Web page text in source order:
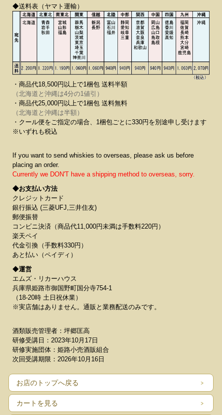
◆送料表（ヤマト運輸）
・商品代18,500円以上で1梱包 送料半額
（北海道と沖縄は4分の1値引）
・商品代25,000円以上で1梱包 送料無料
（北海道と沖縄は半額）
・クール便をご指定の場合、1梱包ごとに330円を別途申し受けます
※いずれも税込
If you want to send whiskies to overseas, please ask us before
placing an order.
Currently we DON'T have a shipping method to overseas, sorry.
◆お支払い方法
クレジットカード
銀行振込 (三菱UFJ,三井住友)
郵便振替
コンビニ決済（商品代11,000円未満は手数料220円）
楽天ペイ
代金引換（手数料330円）
あと払い（ペイディ）
◆運営
エムズ・リカーハウス
兵庫県姫路市御国野町国分寺754-1
（18-20時 土日祝休業）
※実店舗はありません。通販と業務配送のみです。
酒類販売管理者：坪郷匡高
研修受講日：2023年10月17日
研修実施団体：姫路小売酒販組合
次回受講期限：2026年10月16日
お店のトップへ戻る
カートを見る